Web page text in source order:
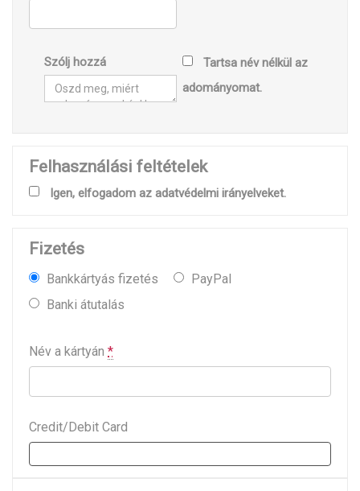
Szólj hozzá
Tartsa név nélkül az
adományomat.
Felhasználási feltételek
Igen, elfogadom az adatvédelmi irányelveket.
Fizetés
Bankkártyás fizetés
PayPal
Banki átutalás
Név a kártyán *
Credit/Debit Card